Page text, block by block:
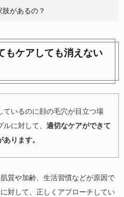
があるの？
もケアしても消えない
ているのに顔の毛穴が目立つ場
に対して、 適切なケアができて
ります。
質や加齢、生活習慣などが原因で
対して、正しくアプローチしてい